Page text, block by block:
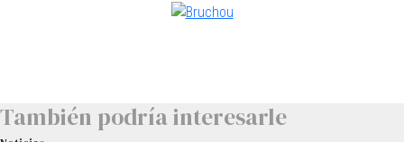
También podría interesarle